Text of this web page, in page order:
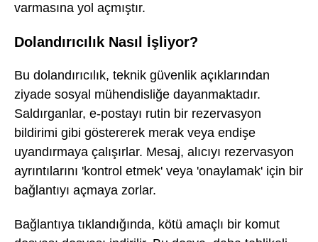
varmasına yol açmıştır.
Dolandırıcılık Nasıl İşliyor?
Bu dolandırıcılık, teknik güvenlik açıklarından
ziyade sosyal mühendisliğe dayanmaktadır.
Saldırganlar, e-postayı rutin bir rezervasyon
bildirimi gibi göstererek merak veya endişe
uyandırmaya çalışırlar. Mesaj, alıcıyı rezervasyon
ayrıntılarını 'kontrol etmek' veya 'onaylamak' için bir
bağlantıyı açmaya zorlar.
Bağlantıya tıklandığında, kötü amaçlı bir komut